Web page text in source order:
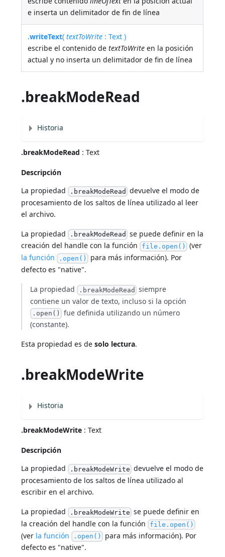
e inserta un delimitador de fin de línea
.writeText(textToWrite : Text )
escribe el contenido detextToWrite en la posición
actual y no inserta un delimitador de fin de línea
.breakModeRead
Historia
.breakModeRead : Text
Descripción
La propiedad .breakModeRead devuelve el modo de
procesamiento de los saltos de línea utilizado al leer
el archivo.
La propiedad .breakModeRead se puede definir en la
creación del handle con la función file.open() (ver
la función .open() para más información). Por
defecto es "native".
La propiedad .breakModeRead siempre
contiene un valor de texto, incluso si la opción
.open() fue definida utilizando un número
(constante).
Esta propiedad es desolo lectura.
.breakModeWrite
Historia
.breakModeWrite : Text
Descripción
La propiedad .breakModeWrite devuelve el modo de
procesamiento de los saltos de línea utilizado al
escribir en el archivo.
La propiedad .breakModeWrite se puede definir en
la creación del handle con la función file.open()
(ver la función .open() para más información). Por
defecto es "native".